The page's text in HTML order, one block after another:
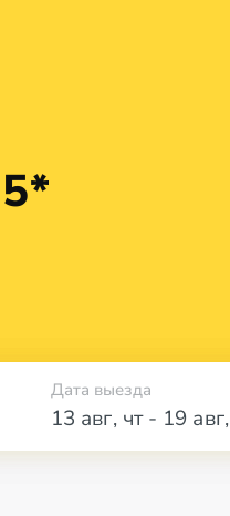
Дата выезда
13 авг, чт- 19 авг,